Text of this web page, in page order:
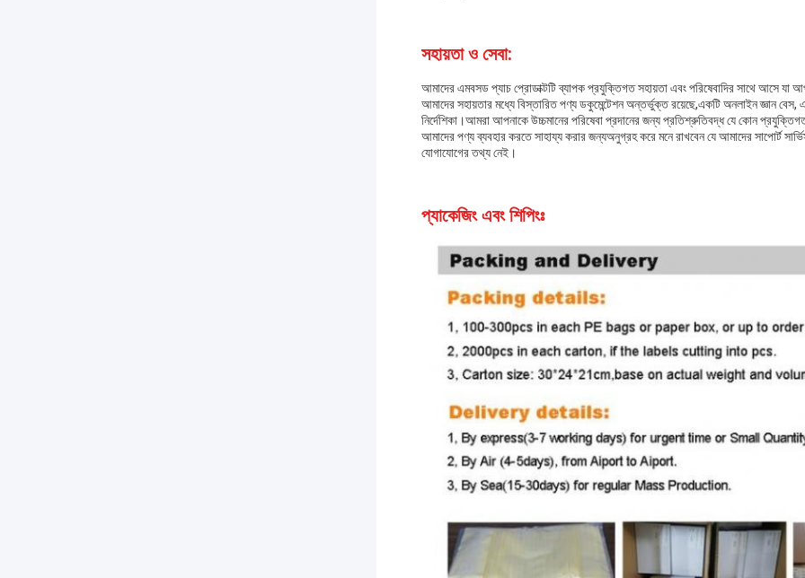
সহায়তা ও সেবা:
আমাদের এমবসড প্যাচ প্রোডাক্টটি ব্যাপক প্রযুক্তিগত সহায়তা এবং পরিষেবাদির সাথে আসে যা
আমাদের সহায়তার মধ্যে বিস্তারিত পণ্য ডকুমেন্টেশন অন্তর্ভুক্ত রয়েছে,একটি অনলাইন জ্ঞান বেস,
নির্দেশিকা।আমরা আপনাকে উচ্চমানের পরিষেবা প্রদানের জন্য প্রতিশ্রুতিবদ্ধ যে কোন
আমাদের পণ্য ব্যবহার করতে সাহায্য করার জন্যঅনুগ্রহ করে মনে রাখবেন যে আমাদের সাপোর্ট
যোগাযোগের তথ্য নেই।
প্যাকেজিং এবং শিপিংঃ